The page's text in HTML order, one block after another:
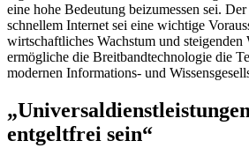
eine hohe Bedeutung beizumessen sei.
schnellem Internet sei eine wichtige
wirtschaftliches Wachstum und steigenden
ermögliche die Breitbandtechnologie die
modernen Informations- und
entgeltfrei sein“